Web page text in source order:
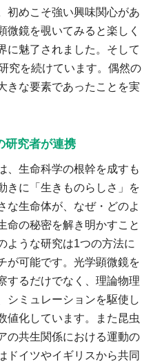
初めこそ強い興味関心があ
微鏡を覗いてみると楽しく
に魅了されました。そして
究を続けています。偶然の
きな要素であったことを実
研究者が連携
、生命科学の根幹を成すも
きに「生きものらしさ」を
な生命体が、なぜ・どのよ
命の秘密を解き明かすこと
ような研究は1つの方法に
が可能です。光学顕微鏡を
するだけでなく、理論物理
シミュレーションを駆使し
値化しています。また昆虫
の共生関係における運動の
ドイツやイギリスから共同